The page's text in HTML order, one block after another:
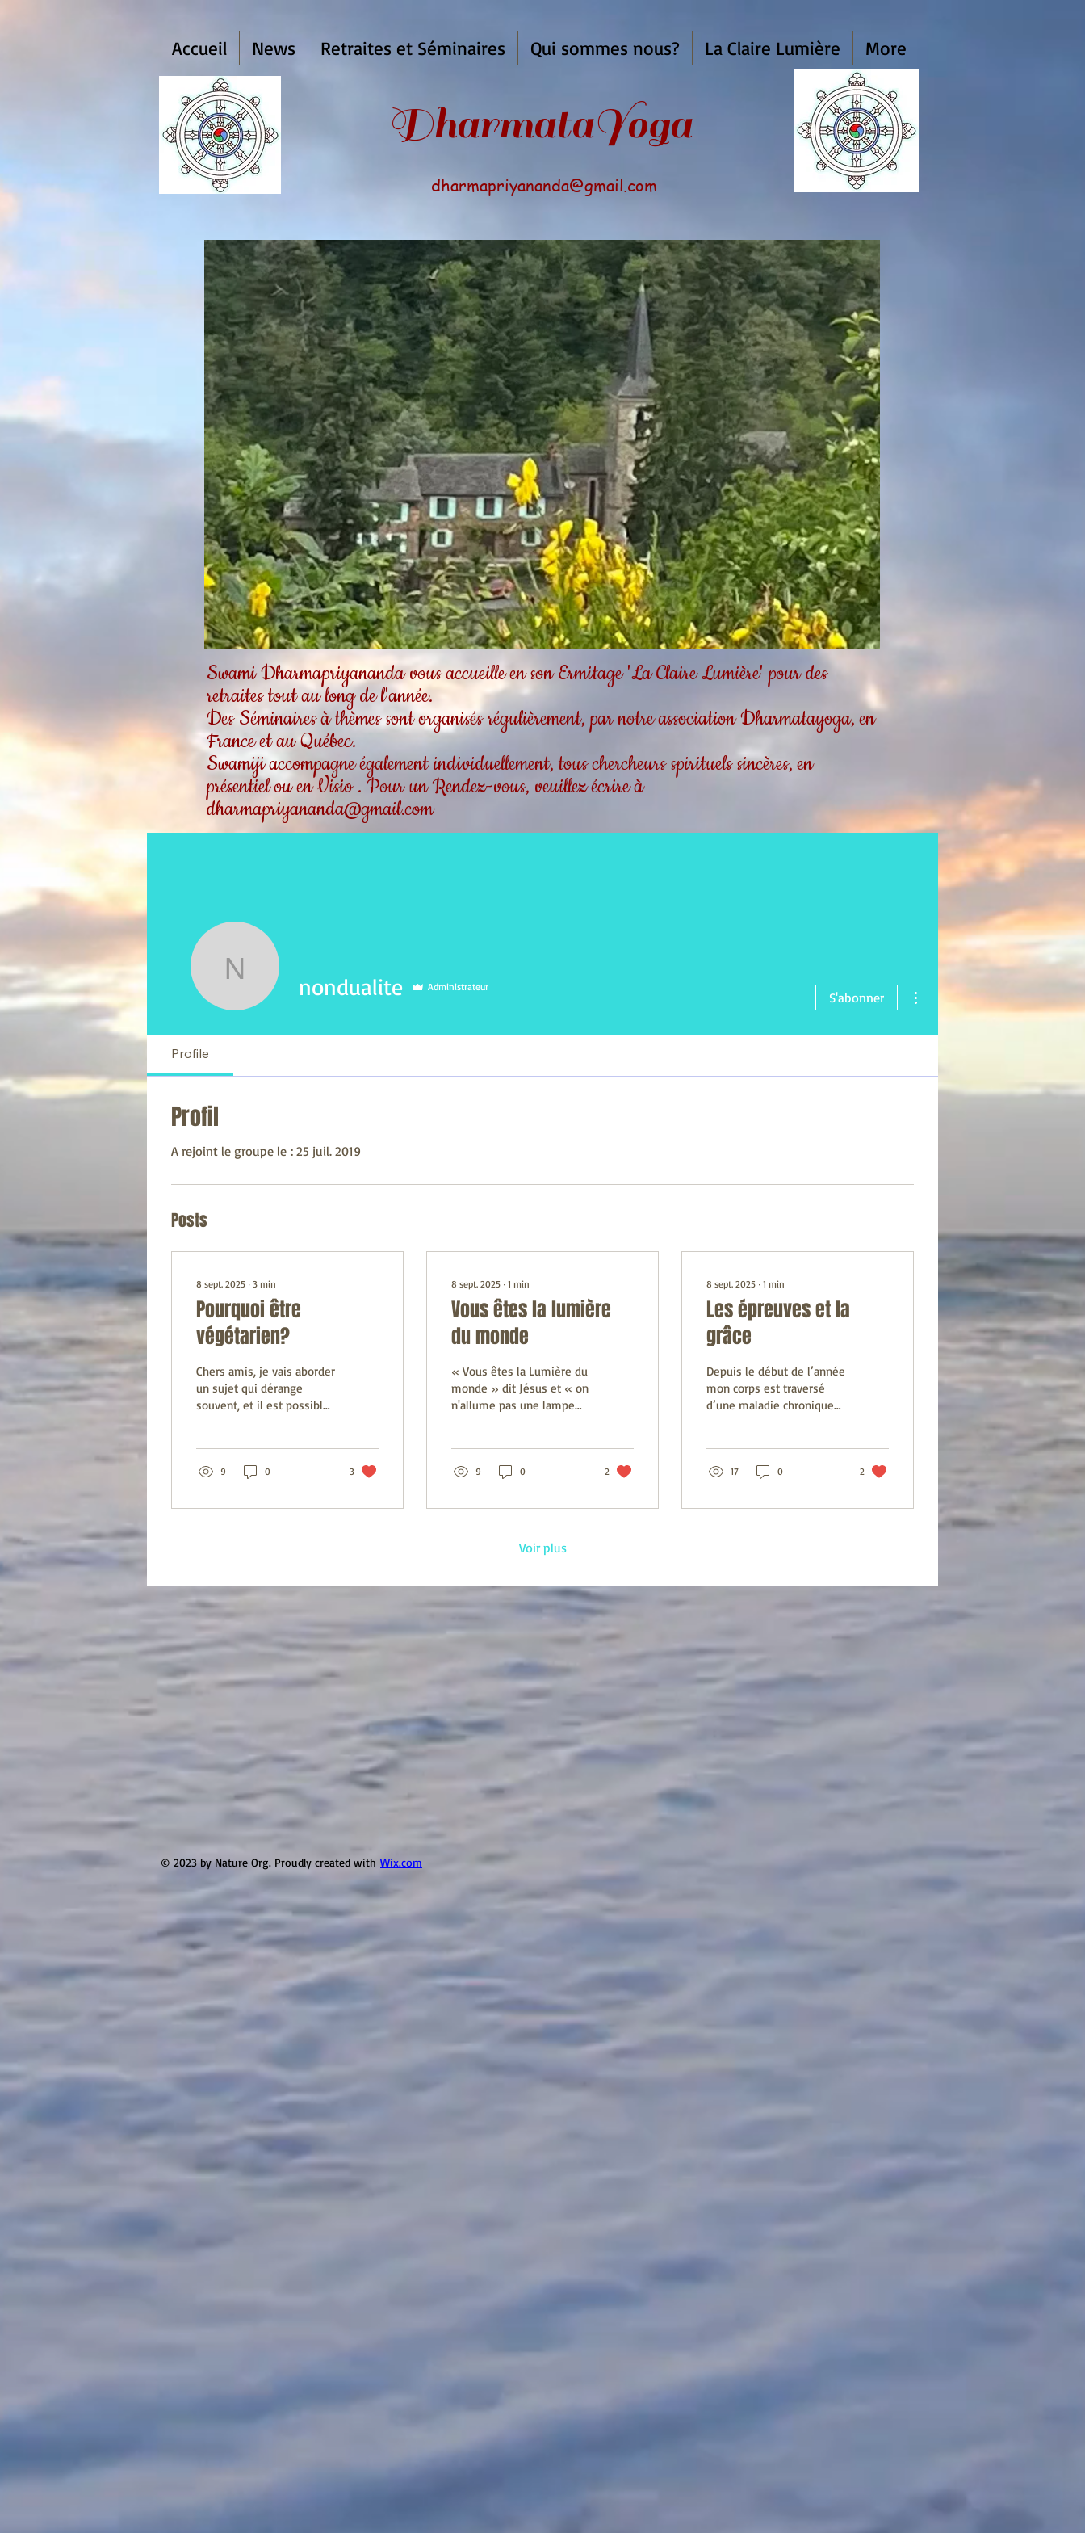
Accueil News Retraites et Séminaires Qui sommes nous? La Claire Lumière More
DharmataYoga
dharmapriyananda@gmail.com
Swami Dharmapriyananda vous accueille en son Ermitage 'La Claire Lumière' pour des
retraites tout au long de l'année.
Des Séminaires à thèmes sont organisés régulièrement, par notre association Dharmatayoga, en
France et au Québec.
Swamiji accompagne également individuellement, tous chercheurs spirituels sincères, en
présentiel ou en Visio . Pour un Rendez-vous, veuillez écrire à
dharmapriyananda@gmail.com
nondualite
nondualite Administrateur
S'abonner
Profile
Profil
A rejoint le groupe le : 25 juil. 2019
Posts
8 sept. 2025 ∙ 3 min
Pourquoi être
végétarien?
Chers amis, je vais aborder
un sujet qui dérange
souvent, et il est possible
9 0 3
8 sept. 2025 ∙ 1 min
Vous êtes la lumière
du monde
« Vous êtes la Lumière du
monde » dit Jésus et « on
n'allume pas une lampe
9 0 2
8 sept. 2025 ∙ 1 min
Les épreuves et la
grâce
Depuis le début de l’année
mon corps est traversé
d’une maladie chronique
17 0 2
Voir plus
© 2023 by Nature Org. Proudly created with Wix.com